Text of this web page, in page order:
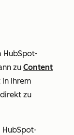
HubSpot-
zu Content
in Ihrem
zu
HubSpot-